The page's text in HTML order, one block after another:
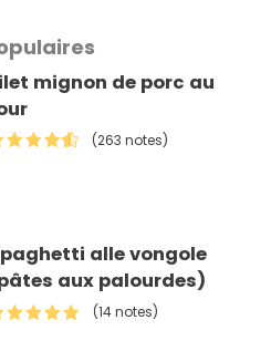
mignon de porc au
(263 notes)
alle vongole
aux palourdes)
(14 notes)